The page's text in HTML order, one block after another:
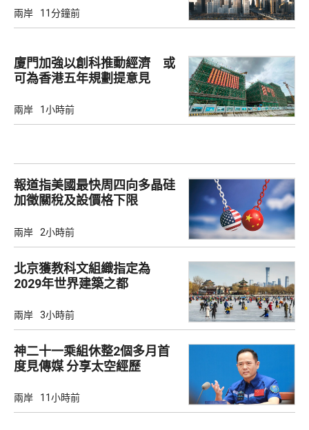
兩岸 11分鐘前
廈門加強以創科推動經濟 或
可為香港五年規劃提意見
兩岸 1小時前
報道指美國最快周四向多晶硅
加徵關稅及設價格下限
兩岸 2小時前
北京獲教科文組織指定為
2029年世界建築之都
兩岸 3小時前
神二十一乘組休整2個多月首
度見傳媒 分享太空經歷
兩岸 11小時前